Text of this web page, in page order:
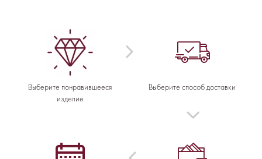
Выберите понравившееся
изделие
Выберите способ доставки